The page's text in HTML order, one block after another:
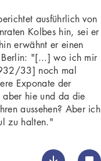
ausführlich von
Kolbes hin, sei er
erwähnt er einen
Berlin: "[...] wo ich mir
33] noch mal
Exponate der
aber hie und da die
aussehen? Aber ich
zu halten."